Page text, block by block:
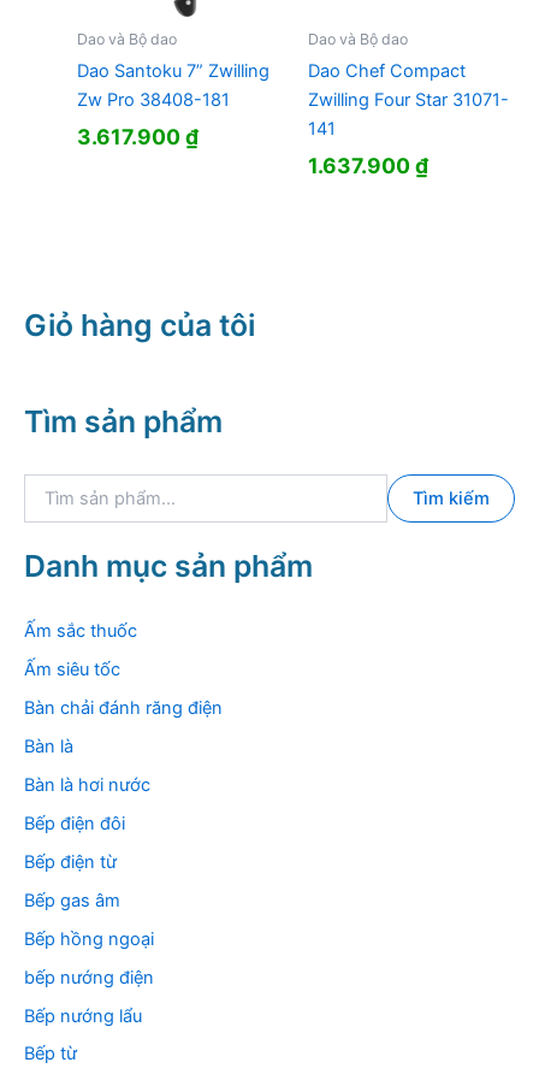
Dao và Bộ dao
Dao Santoku 7” Zwilling
Zw Pro 38408-181
3.617.900₫
Dao và Bộ dao
Dao Chef Compact
Zwilling Four Star 31071-
141
1.637.900₫
Giỏ hàng của tôi
Tìm sản phẩm
k
i
m
Tìm kiếm
Danh mục sản phẩm
Ấm sắc thuốc
Ấm siêu tốc
Bàn chải đánh răng điện
Bàn là
Bàn là hơi nước
Bếp điện đôi
Bếp điện từ
Bếp gas âm
Bếp hồng ngoại
bếp nướng điện
Bếp nướng lẩu
Bếp từ